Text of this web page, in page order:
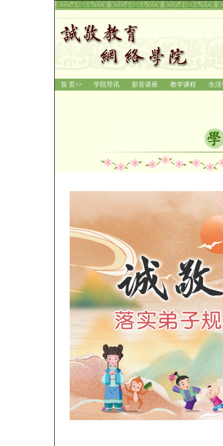
首 页>> 学院导讯 影音讲座 教学课程 生活